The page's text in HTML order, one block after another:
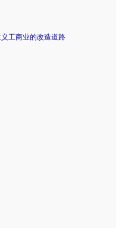
工商业的改造道路